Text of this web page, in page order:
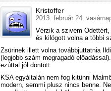
Kristoffer
2013. február 24.
Vérzik a szivem
és kilógott volna a többi
Zsürinek illett volna továbbjuttatnia
(legjobb szám megragadó
ezúttal jól döntött.
KSA egyáltalán nem fog kitünni
modern, semmi plusz nincs benne.